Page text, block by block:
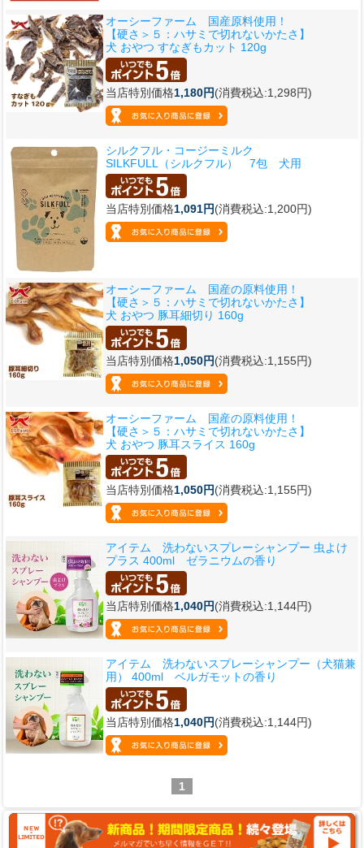
オーシーファーム 国産原料使用！
【硬さ＞５：ハサミで切れないかたさ】
犬 おやつ すなぎもカット 120g
当店特別価格1,180円(消費税込:1,298円)
シルクフル・コージーミルク
SILKFULL（シルクフル） 7包 犬用
当店特別価格1,091円(消費税込:1,200円)
オーシーファーム 国産の原料使用！
【硬さ＞５：ハサミで切れないかたさ】
犬 おやつ 豚耳細切り 160g
当店特別価格1,050円(消費税込:1,155円)
オーシーファーム 国産の原料使用！
【硬さ＞５：ハサミで切れないかたさ】
犬 おやつ 豚耳スライス 160g
当店特別価格1,050円(消費税込:1,155円)
アイテム 洗わないスプレーシャンプー 虫よけ
プラス 400ml ゼラニウムの香り
当店特別価格1,040円(消費税込:1,144円)
アイテム 洗わないスプレーシャンプー（犬猫兼
用） 400ml ベルガモットの香り
当店特別価格1,040円(消費税込:1,144円)
1